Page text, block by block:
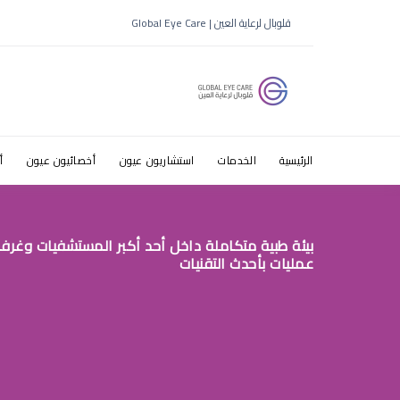
افضل
قلوبال لرعاية العين | Global Eye Care
الرئيسية الخدمات استشاريون عيون أخصائيون عيون
بيئة طبية متكاملة داخل أحد أكبر المستشفيات
عمليات بأحدث التقنيات